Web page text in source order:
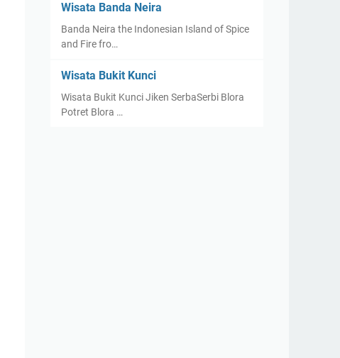
Wisata Banda Neira
Banda Neira the Indonesian Island of Spice
and Fire fro…
Wisata Bukit Kunci
Wisata Bukit Kunci Jiken SerbaSerbi Blora
Potret Blora …